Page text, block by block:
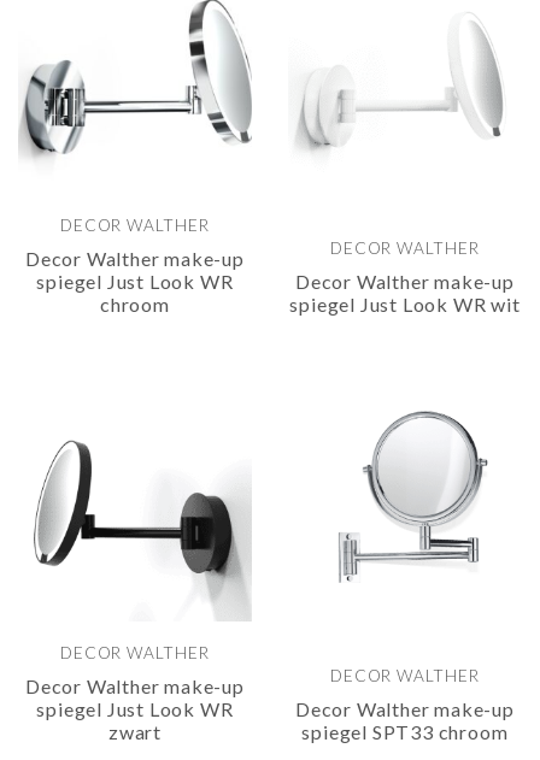
DECOR WALTHER
Decor Walther make-up
spiegel Just Look WR
chroom
DECOR WALTHER
Decor Walther make-up
spiegel Just Look WR wit
DECOR WALTHER
Decor Walther make-up
spiegel Just Look WR
zwart
DECOR WALTHER
Decor Walther make-up
spiegel SPT33 chroom